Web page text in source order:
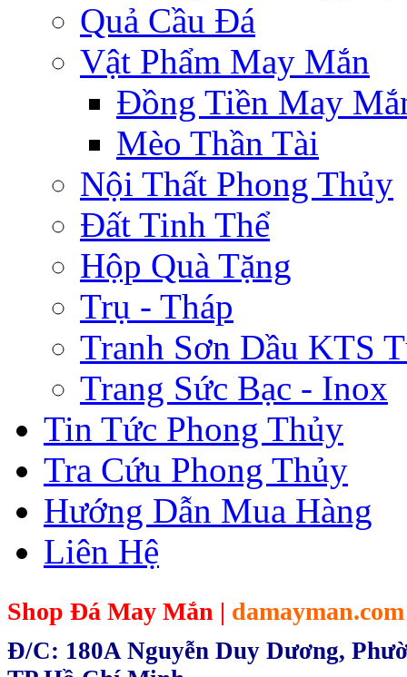
Quả Cầu Đá
Vật Phẩm May Mắn
Đồng Tiền May
Mèo Thần Tài
Nội Thất Phong Thủy
Đất Tinh Thể
Hộp Quà Tặng
Trụ - Tháp
Tranh Sơn Dầu KTS
Trang Sức Bạc - Inox
Tin Tức Phong Thủy
Tra Cứu Phong Thủy
Hướng Dẫn Mua Hàng
Liên Hệ
Shop Đá May Mắn | damayman.com
Đ/C: 180A Nguyễn Duy Dương,